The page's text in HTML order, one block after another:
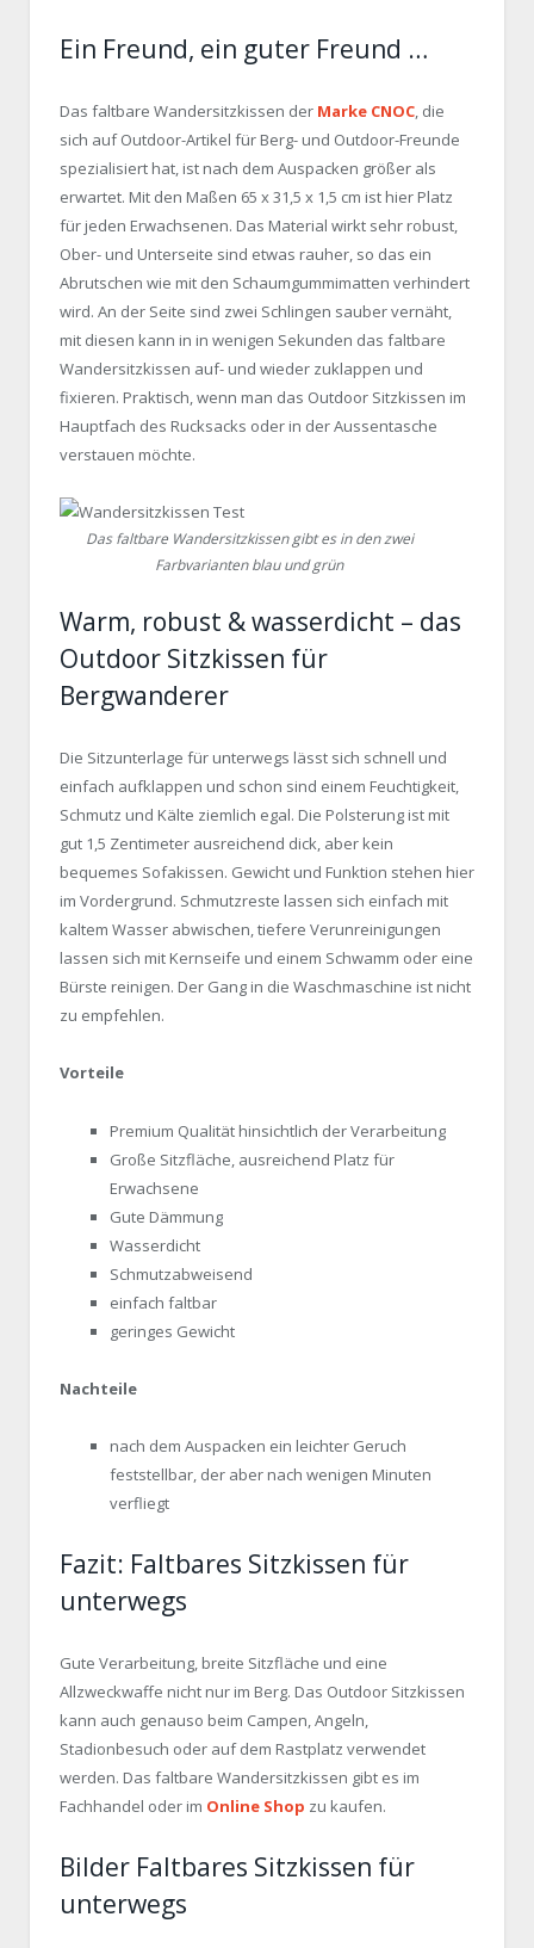
Ein Freund, ein guter Freund …
Das faltbare Wandersitzkissen der Marke CNOC, die
sich auf Outdoor-Artikel für Berg- und Outdoor-Freunde
spezialisiert hat, ist nach dem Auspacken größer als
erwartet. Mit den Maßen 65 x 31,5 x 1,5 cm ist hier Platz
für jeden Erwachsenen. Das Material wirkt sehr robust,
Ober- und Unterseite sind etwas rauher, so das ein
Abrutschen wie mit den Schaumgummimatten verhindert
wird. An der Seite sind zwei Schlingen sauber vernäht,
mit diesen kann in in wenigen Sekunden das faltbare
Wandersitzkissen auf- und wieder zuklappen und
fixieren. Praktisch, wenn man das Outdoor Sitzkissen im
Hauptfach des Rucksacks oder in der Aussentasche
verstauen möchte.
Das faltbare Wandersitzkissen gibt es in den zwei
Farbvarianten blau und grün
Warm, robust & wasserdicht – das
Outdoor Sitzkissen für
Bergwanderer
Die Sitzunterlage für unterwegs lässt sich schnell und
einfach aufklappen und schon sind einem Feuchtigkeit,
Schmutz und Kälte ziemlich egal. Die Polsterung ist mit
gut 1,5 Zentimeter ausreichend dick, aber kein
bequemes Sofakissen. Gewicht und Funktion stehen hier
im Vordergrund. Schmutzreste lassen sich einfach mit
kaltem Wasser abwischen, tiefere Verunreinigungen
lassen sich mit Kernseife und einem Schwamm oder eine
Bürste reinigen. Der Gang in die Waschmaschine ist nicht
zu empfehlen.
Vorteile
Premium Qualität hinsichtlich der Verarbeitung
Große Sitzfläche, ausreichend Platz für
Erwachsene
Gute Dämmung
Wasserdicht
Schmutzabweisend
einfach faltbar
geringes Gewicht
Nachteile
nach dem Auspacken ein leichter Geruch
feststellbar, der aber nach wenigen Minuten
verfliegt
Fazit: Faltbares Sitzkissen für
unterwegs
Gute Verarbeitung, breite Sitzfläche und eine
Allzweckwaffe nicht nur im Berg. Das Outdoor Sitzkissen
kann auch genauso beim Campen, Angeln,
Stadionbesuch oder auf dem Rastplatz verwendet
werden. Das faltbare Wandersitzkissen gibt es im
Fachhandel oder im Online Shop zu kaufen.
Bilder Faltbares Sitzkissen für
unterwegs